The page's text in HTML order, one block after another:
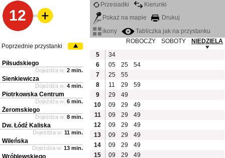
12
Przesiadki
Kierunki
Pokaż na mapie
Drukuj
ikony
Tabliczka jak na przystanku
ROBOCZY
SOBOTY
NIEDZIELA
5
34
6
05 25
54
7
25
55
8
11 29
59
9
29
49
10
09 29
49
11
09 29
49
12
09 29
49
13
09 29
49
14
09 29
49
15
09 29 49
Poprzednie przystanki
Piłsudskiego
Dojeżdża w: 2 min.
Sienkiewicza
Dojeżdża w: 4 min.
Piotrkowska Centrum
Dojeżdża w: 6 min.
Żeromskiego
Dojeżdża w: 8 min.
Dw. Łódź Kaliska
Dojeżdża w: 11 min.
Wileńska
Dojeżdża w: 13 min.
Wróblewskiego